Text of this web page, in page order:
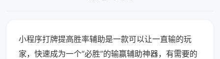
小程序打牌提高胜率辅助是一款可以让一直输的玩
家，快速成为一个“必胜”的输赢辅助神器，有需要的